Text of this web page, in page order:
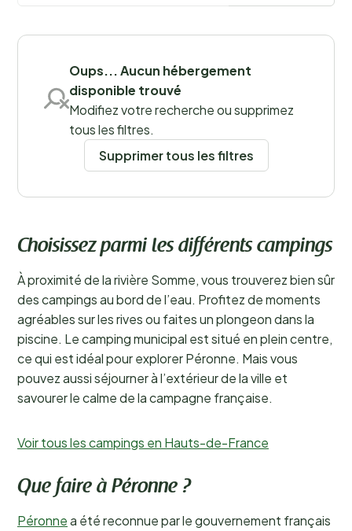
En savoir plus
Sauvegarder les filtres
Oups... Aucun hébergement
disponible trouvé
Modifiez votre recherche ou supprimez
tous les filtres.
Supprimer tous les filtres
Choisissez parmi les différents campings
À proximité de la rivière Somme, vous trouverez bien sûr
des campings au bord de l’eau. Profitez de moments
agréables sur les rives ou faites un plongeon dans la
piscine. Le camping municipal est situé en plein centre,
ce qui est idéal pour explorer Péronne. Mais vous
pouvez aussi séjourner à l’extérieur de la ville et
savourer le calme de la campagne française.
Voir tous les campings en Hauts-de-France
Que faire à Péronne ?
Péronnea été reconnue par le gouvernement français